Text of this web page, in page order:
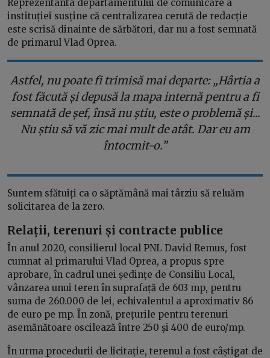
Reprezentanta departamentului de comunicare a
instituției susține că centralizarea cerută de redacție
este scrisă dinainte de sărbători, dar nu a fost semnată
de primarul Vlad Oprea.
Astfel, nu poate fi trimisă mai departe: „Hârtia a
fost făcută și depusă la mapa internă pentru a fi
semnată de șef, însă nu știu, este o problemă și...
Nu știu să vă zic mai mult de atât. Dar eu am
întocmit-o.”
Suntem sfătuiți ca o săptămână mai târziu să reluăm
solicitarea de la zero.
Relații, terenuri și contracte publice
În anul 2020, consilierul local PNL David Remus, fost
cumnat al primarului Vlad Oprea, a propus spre
aprobare, în cadrul unei ședințe de Consiliu Local,
vânzarea unui teren în suprafață de 603 mp, pentru
suma de 260.000 de lei, echivalentul a aproximativ 86
de euro pe mp. În zonă, prețurile pentru terenuri
asemănătoare oscilează între 250 și 400 de euro/mp.
În urma procedurii de licitație, terenul a fost câștigat de